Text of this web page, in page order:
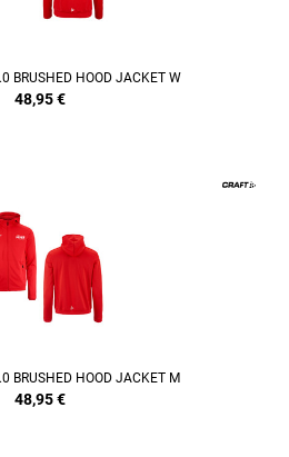
BRUSHED HOOD JACKET W
48,95€
BRUSHED HOOD JACKET M
48,95€